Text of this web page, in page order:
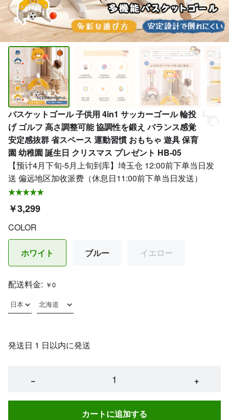
バスケットゴール 子供用 4in1 サッカーゴール 輪投
げ ゴルフ 高さ調整可能 協調性を鍛え バランス感覚
安定感抜群 省スペース 運動習慣 おもちゃ 遊具 保育
園 幼稚園 誕生日 クリスマス プレゼント HB-05
【预计4月下旬-5月上旬到库】埼玉仓 12:00前下单当日发
送 偏远地区加收派费（休息日11:00前下单当日发送）
￥3,299
COLOR
ホワイト ブルー イエロー
配送料金: ￥0
発送日 1 日以内に発送
− +
カートに追加する